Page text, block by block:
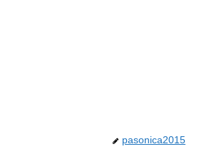
pasonica2015